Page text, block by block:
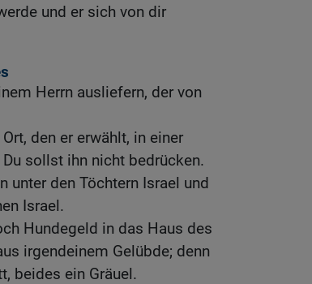
und er sich von dir
Herrn ausliefern, der von
den er erwählt, in einer
sollst ihn nicht bedrücken.
unter den Töchtern Israel und
Israel.
Hundegeld in das Haus des
irgendeinem Gelübde; denn
beides ein Gräuel.